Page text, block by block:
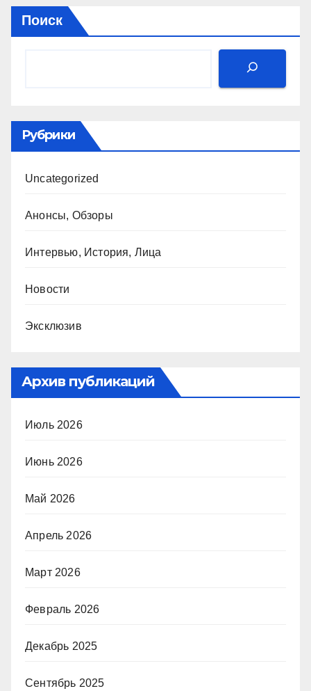
края
Поиск
Рубрики
Uncategorized
Анонсы, Обзоры
Интервью, История, Лица
Новости
Эксклюзив
Архив публикаций
Июль 2026
Июнь 2026
Май 2026
Апрель 2026
Март 2026
Февраль 2026
Декабрь 2025
Сентябрь 2025